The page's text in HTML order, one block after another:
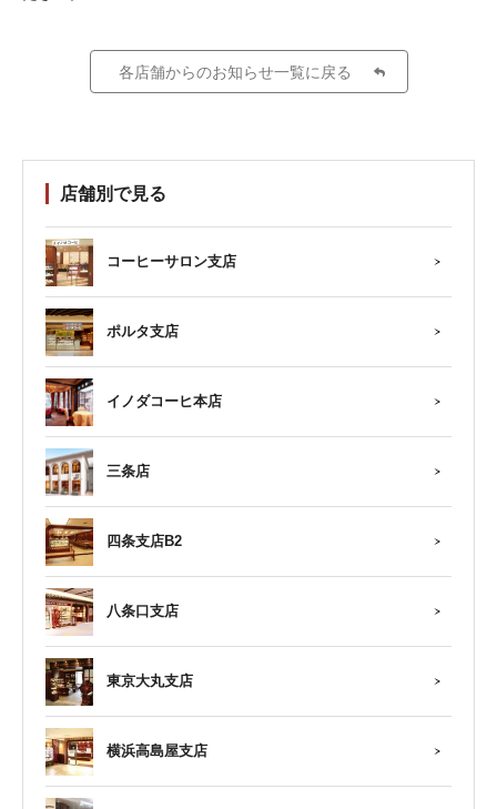
各店舗からのお知らせ一覧に戻る
店舗別で見る
コーヒーサロン支店
ポルタ支店
イノダコーヒ本店
三条店
四条支店B2
八条口支店
東京大丸支店
横浜高島屋支店